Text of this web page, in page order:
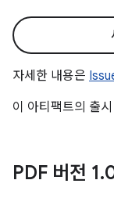
자세한 내용은
이 아티팩트의 출
PDF 버전 1.